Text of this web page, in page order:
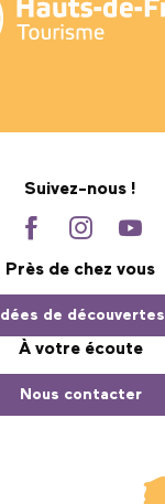
Suivez-nous !
Près de chez vous
Idées de découvertes
À votre écoute
Nous contacter